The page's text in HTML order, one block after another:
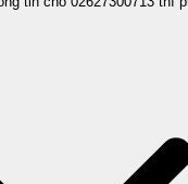
hàng chính thức
thức để xác minh.